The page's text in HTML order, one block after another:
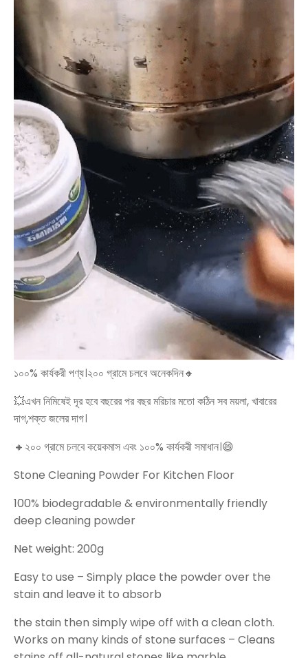
১০০% কার্যকরী পণ্য।২০০ গ্রামে চলবে অনেকদিন🔸
💥এখন নিমিষেই দূর হবে বছরের পর বছর মরিচার মতো কঠিন সব ময়লা, খাবারের
দাগ,শক্ত জলের দাগ।
🔸২০০ গ্রামে চলবে কয়েকমাস এবং ১০০% কার্যকরী সমাধান।😄
Stone Cleaning Powder For Kitchen Floor
100% biodegradable & environmentally friendly
deep cleaning powder
Net weight: 200g
Easy to use – Simply place the powder over the
stain and leave it to absorb
the stain then simply wipe off with a clean cloth.
Works on many kinds of stone surfaces – Cleans